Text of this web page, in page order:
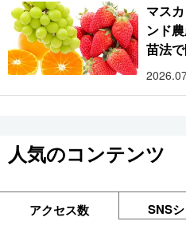
マス
ンド
苗法
人気のコンテンツ
アクセス数 SNS